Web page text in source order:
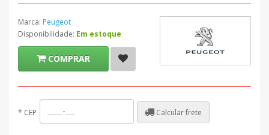
Marca: Peugeot
Disponibilidade: Em estoque
COMPRAR
* CEP Calcular frete